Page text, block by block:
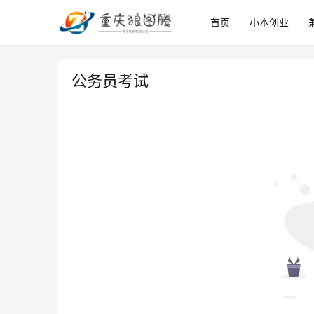
首页 小本创业
公务员考试